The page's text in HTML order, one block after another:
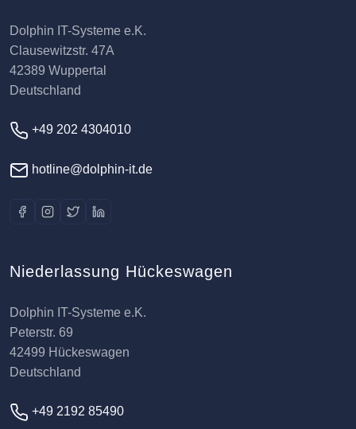
Dolphin IT-Systeme e.K.
Clausewitzstr. 47A
42389 Wuppertal
Deutschland
+49 202 4304010
hotline@dolphin-it.de
Niederlassung Hückeswagen
Dolphin IT-Systeme e.K.
Peterstr. 69
42499 Hückeswagen
Deutschland
+49 2192 85490